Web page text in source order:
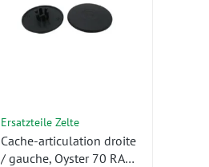
Ersatzteile Zelte
Cache-articulation droite
/ gauche, Oyster 70 RAL